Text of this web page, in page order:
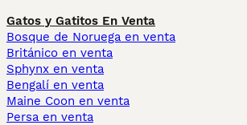
Gatos y Gatitos En Venta
Bosque de Noruega en venta
Británico en venta
Sphynx en venta
Bengalí en venta
Maine Coon en venta
Persa en venta